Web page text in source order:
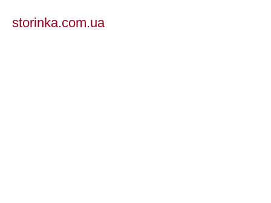
storinka.com.ua